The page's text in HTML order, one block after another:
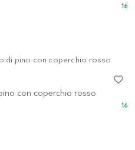
16
con coperchio rosso
16